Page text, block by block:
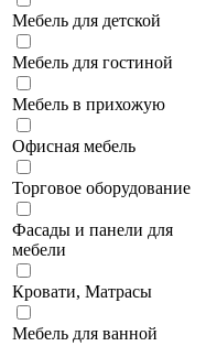
Мебель для детской
Мебель для гостиной
Мебель в прихожую
Офисная мебель
Торговое оборудование
Фасады и панели для
мебели
Кровати, Матрасы
Мебель для ванной